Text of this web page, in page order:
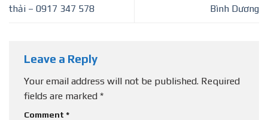
thải – 0917 347 578
Bình Dương
Leave a Reply
Your email address will not be published. Required
fields are marked *
Comment *